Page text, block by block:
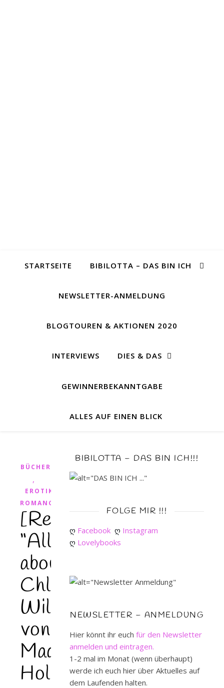
STARTSEITE BIBILOTTA – DAS BIN ICH
NEWSLETTER-ANMELDUNG
BLOGTOUREN & AKTIONEN 2020
INTERVIEWS DIES & DAS
GEWINNERBEKANNTGABE
ALLES AUF EINEN BLICK
BÜCHER
,
EROTIK
ROMANCE
[Rezension]
“All
about
Chloé.
Wildblumenküsse”
von
Maddie
Holmes
BIBILOTTA – DAS BIN ICH!!!
FOLGE MIR !!!
ღ Facebook ღ Instagram
ღ Lovelybooks
NEWSLETTER – ANMELDUNG
Hier könnt ihr euch für den Newsletter
anmelden und eintragen.
1-2 mal im Monat (wenn überhaupt)
werde ich euch hier über Aktuelles auf
dem Laufenden halten.